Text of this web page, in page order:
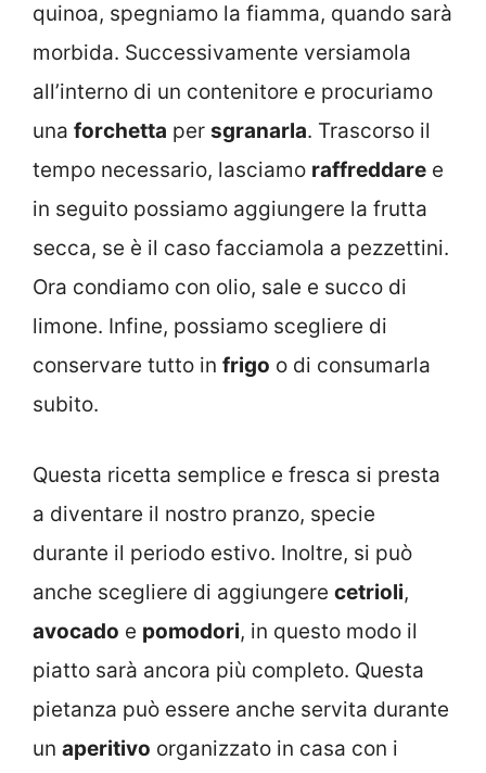
quinoa, spegniamo la fiamma, quando sarà
morbida. Successivamente versiamola
all’interno di un contenitore e procuriamo
una forchetta per sgranarla. Trascorso il
tempo necessario, lasciamo raffreddare e
in seguito possiamo aggiungere la frutta
secca, se è il caso facciamola a pezzettini.
Ora condiamo con olio, sale e succo di
limone. Infine, possiamo scegliere di
conservare tutto in frigo o di consumarla
subito.
Questa ricetta semplice e fresca si presta
a diventare il nostro pranzo, specie
durante il periodo estivo. Inoltre, si può
anche scegliere di aggiungere cetrioli,
avocado e pomodori, in questo modo il
piatto sarà ancora più completo. Questa
pietanza può essere anche servita durante
un aperitivo organizzato in casa con i